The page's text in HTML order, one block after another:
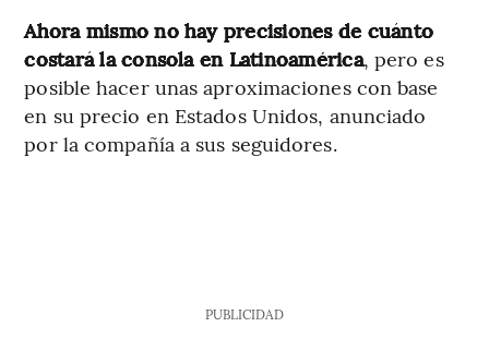
Ahora mismo no hay precisiones de cuánto
costará la consola en Latinoamérica, pero es
posible hacer unas aproximaciones con base
en su precio en Estados Unidos, anunciado
por la compañía a sus seguidores.
PUBLICIDAD